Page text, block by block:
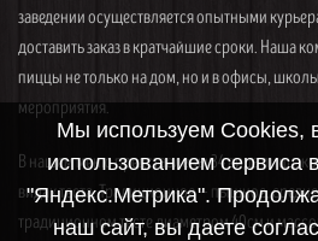
заведении осуществляется опытными
доставить заказ в кратчайшие сроки. Наша
пиццы не только на дом, но и в офисы,
мероприятия.
В нашем меню представлены 34 вида пицц,
видах теста. Традиционное — пышное,
традиционном тесте диаметром 40см и
Мы используем Cookies,
использованием сервиса
"Яндекс.Метрика".
наш сайт, вы даете